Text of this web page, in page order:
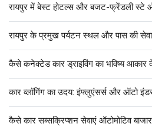
रायपुर में बेस्ट होटल्स और बजट-फ्रेंडली स्टे
रायपुर के प्रमुख पर्यटन स्थल और पास की
कैसे कनेक्टेड कार ड्राइविंग का भविष्य आकार
कार व्लॉगिंग का उदय: इंफ्लुएंसर्स और ऑटो
कैसे कार सब्सक्रिप्शन सेवाएं ऑटोमोटिव